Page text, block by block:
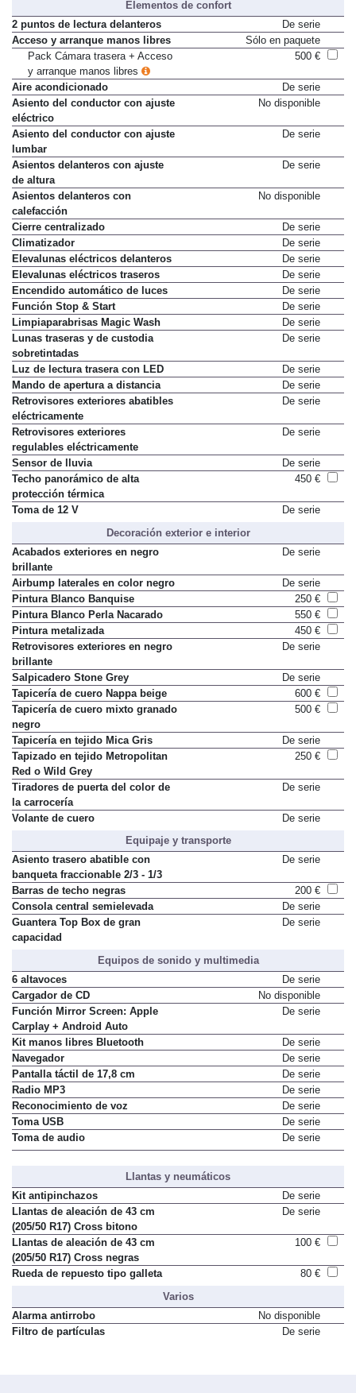
Elementos de confort
2 puntos de lectura delanteros
De serie
Acceso y arranque manos libres
Sólo en paquete
Pack Cámara trasera + Acceso
y arranque manos libres
500 €
Aire acondicionado
De serie
Asiento del conductor con ajuste
eléctrico
No disponible
Asiento del conductor con ajuste
lumbar
De serie
Asientos delanteros con ajuste
de altura
De serie
Asientos delanteros con
calefacción
No disponible
Cierre centralizado
De serie
Climatizador
De serie
Elevalunas eléctricos delanteros
De serie
Elevalunas eléctricos traseros
De serie
Encendido automático de luces
De serie
Función Stop & Start
De serie
Limpiaparabrisas Magic Wash
De serie
Lunas traseras y de custodia
sobretintadas
De serie
Luz de lectura trasera con LED
De serie
Mando de apertura a distancia
De serie
Retrovisores exteriores abatibles
eléctricamente
De serie
Retrovisores exteriores
regulables eléctricamente
De serie
Sensor de lluvia
De serie
Techo panorámico de alta
protección térmica
450 €
Toma de 12 V
De serie
Decoración exterior e interior
Acabados exteriores en negro
brillante
De serie
Airbump laterales en color negro
De serie
Pintura Blanco Banquise
250 €
Pintura Blanco Perla Nacarado
550 €
Pintura metalizada
450 €
Retrovisores exteriores en negro
brillante
De serie
Salpicadero Stone Grey
De serie
Tapicería de cuero Nappa beige
600 €
Tapicería de cuero mixto granado
negro
500 €
Tapicería en tejido Mica Gris
De serie
Tapizado en tejido Metropolitan
Red o Wild Grey
250 €
Tiradores de puerta del color de
la carrocería
De serie
Volante de cuero
De serie
Equipaje y transporte
Asiento trasero abatible con
banqueta fraccionable 2/3 - 1/3
De serie
Barras de techo negras
200 €
Consola central semielevada
De serie
Guantera Top Box de gran
capacidad
De serie
Equipos de sonido y multimedia
6 altavoces
De serie
Cargador de CD
No disponible
Función Mirror Screen: Apple
Carplay + Android Auto
De serie
Kit manos libres Bluetooth
De serie
Navegador
De serie
Pantalla táctil de 17,8 cm
De serie
Radio MP3
De serie
Reconocimiento de voz
De serie
Toma USB
De serie
Toma de audio
De serie
Llantas y neumáticos
Kit antipinchazos
De serie
Llantas de aleación de 43 cm
(205/50 R17) Cross bitono
De serie
Llantas de aleación de 43 cm
(205/50 R17) Cross negras
100 €
Rueda de repuesto tipo galleta
80 €
Varios
Alarma antirrobo
No disponible
Filtro de partículas
De serie